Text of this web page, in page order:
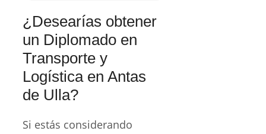
¿Desearías obtener
un Diplomado en
Transporte y
Logística en Antas
de Ulla?
Si estás considerando